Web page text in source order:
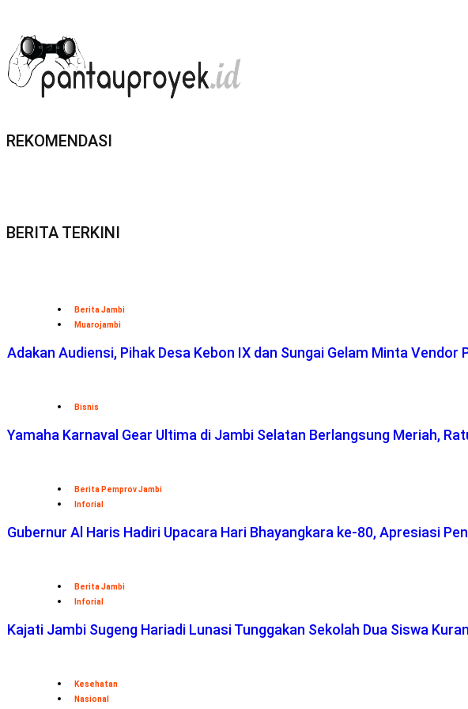
REKOMENDASI
BERITA TERKINI
Berita Jambi
Muarojambi
Adakan Audiensi, Pihak Desa Kebon IX dan Sungai Gelam Minta
Bisnis
Yamaha Karnaval Gear Ultima di Jambi Selatan Berlangsung Meriah,
Berita Pemprov Jambi
Inforial
Gubernur Al Haris Hadiri Upacara Hari Bhayangkara ke-80, Apresiasi
Berita Jambi
Inforial
Kajati Jambi Sugeng Hariadi Lunasi Tunggakan Sekolah Dua Siswa
Kesehatan
Nasional